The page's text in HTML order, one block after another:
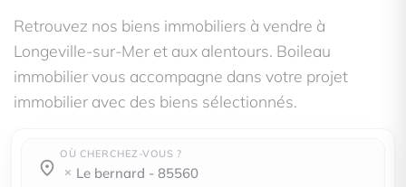
Retrouvez nos biens immobiliers à vendre à
Longeville-sur-Mer et aux alentours. Boileau
immobilier vous accompagne dans votre projet
immobilier avec des biens sélectionnés.
OÙ CHERCHEZ-VOUS ?
Où cherchez-vous ?
le bernard - 85560
Où cherchez-vous ?